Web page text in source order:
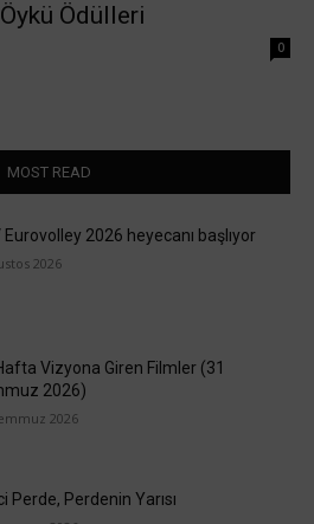
Ödülleri
0
MOST READ
Eurovolley 2026 heyecanı başlıyor
2026
Vizyona Giren Filmler (31
2026)
2026
Perde, Perdenin Yarısı